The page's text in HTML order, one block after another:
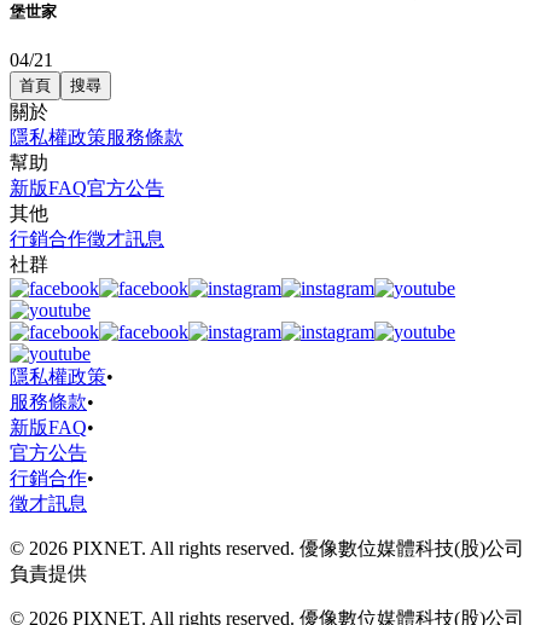
堡世家
04/21
首頁 搜尋
關於
隱私權政策服務條款
幫助
新版FAQ官方公告
其他
行銷合作徵才訊息
社群
隱私權政策•
服務條款•
新版FAQ•
官方公告
行銷合作•
徵才訊息
© 2026 PIXNET. All rights reserved. 優像數位媒體科技(股)公司
負責提供
© 2026 PIXNET. All rights reserved. 優像數位媒體科技(股)公司